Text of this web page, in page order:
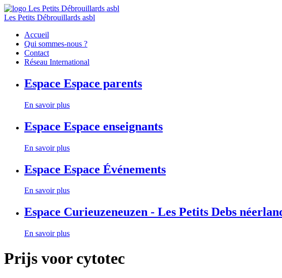
Les Petits Débrouillards asbl
Accueil
Qui sommes-nous ?
Contact
Réseau International
Espace Espace parents
En savoir plus
Espace Espace enseignants
En savoir plus
Espace Espace Événements
En savoir plus
Espace Curieuzeneuzen - Les Petits Debs
En savoir plus
Prijs voor cytotec